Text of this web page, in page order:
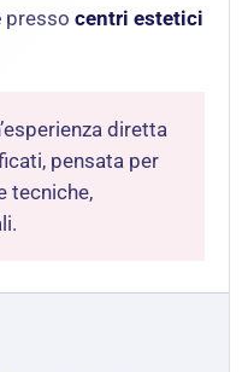
presso centri estetici
diretta
pensata per
tecniche,